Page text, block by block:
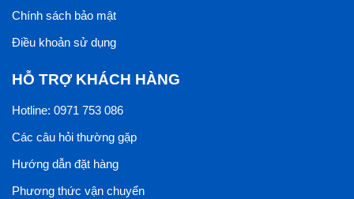
Chính sách bảo mật
Điều khoản sử dụng
HỖ TRỢ KHÁCH HÀNG
Hotline: 0971 753 086
Các câu hỏi thường gặp
Hướng dẫn đặt hàng
Phương thức vận chuyển